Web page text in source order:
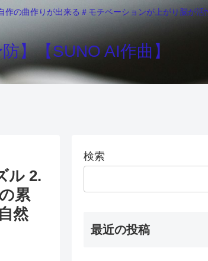
の曲作りが出来る＃モチベーションが上がり脳が活
】【SUNO AI作曲】
ル 2.
累
然
検索
最近の投稿